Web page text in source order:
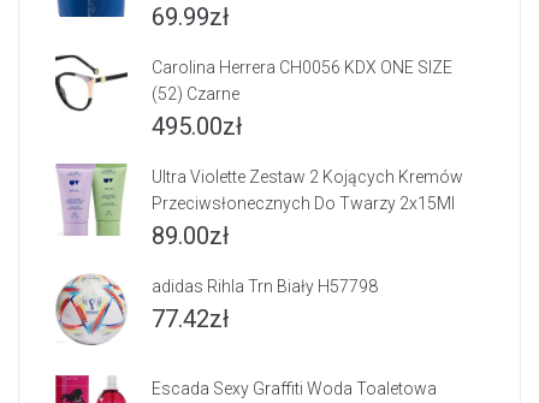
69.99zł
Carolina Herrera CH0056 KDX ONE SIZE
(52) Czarne
495.00zł
Ultra Violette Zestaw 2 Kojących Kremów
Przeciwsłonecznych Do Twarzy 2x15Ml
89.00zł
adidas Rihla Trn Biały H57798
77.42zł
Escada Sexy Graffiti Woda Toaletowa